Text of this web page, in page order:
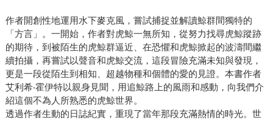
作者開創性地運用水下麥克風，嘗試捕捉並解讀鯨群間獨特的
「方言」。一開始，作者對虎鯨一無所知，從努力找尋虎鯨蹤跡
的期待，到被陌生的虎鯨群逼近、在恐懼和虎鯨掀起的波濤間繼
續拍攝，再嘗試以聲音和虎鯨交流，這段冒險充滿未知與發現，
更是一段從陌生到相知、超越物種和個體的愛的見證。本書作者
艾利希‧霍伊特以親身見聞，用追鯨路上的風雨和感動，向我們介
紹這個不為人所熟悉的虎鯨世界。
透過作者生動的日誌紀實，重現了當年那段充滿熱情的時光。世